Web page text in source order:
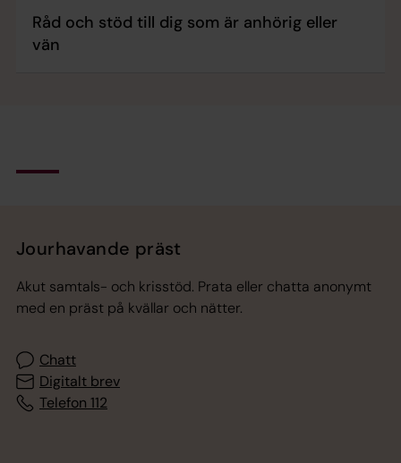
Råd och stöd till dig som är anhörig eller
vän
Jourhavande präst
Akut samtals- och krisstöd. Prata eller chatta anonymt
med en präst på kvällar och nätter.
Chatt
Digitalt brev
Telefon 112